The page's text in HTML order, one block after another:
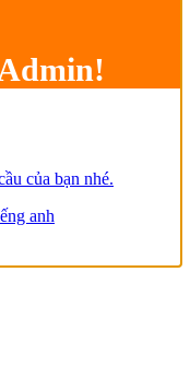
của bạn nhé.
anh